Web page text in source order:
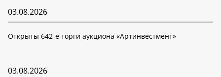
03.08.2026
Открыты 642-е торги аукциона «Артинвестмент»
03.08.2026